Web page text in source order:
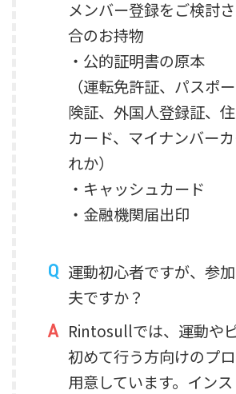
メンバー登録をご検討
合のお持物
・公的証明書の原本
（運転免許証、パスポ
険証、外国人登録証、
カード、マイナンバー
れか）
・キャッシュカード
・金融機関届出印
運動初心者ですが、参
夫ですか？
Rintosullでは、運動や
初めて行う方向けのプ
用意しています。イン